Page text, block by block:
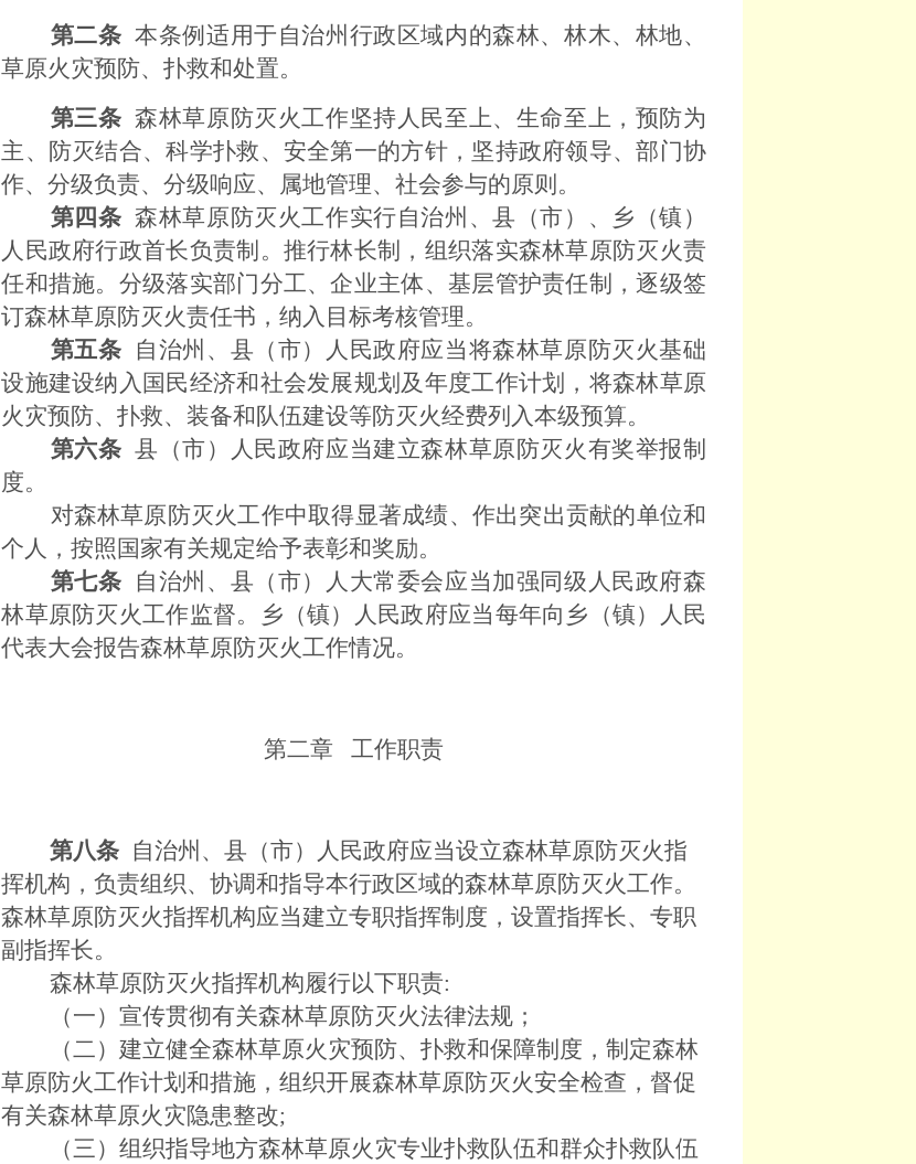
第二条 本条例适用于自治州行政区域内的森林、林木、林地、
草原火灾预防、扑救和处置。
第三条 森林草原防灭火工作坚持人民至上、生命至上，预防为
主、防灭结合、科学扑救、安全第一的方针，坚持政府领导、部门协
作、分级负责、分级响应、属地管理、社会参与的原则。
第四条 森林草原防灭火工作实行自治州、县（市）、乡（镇）
人民政府行政首长负责制。推行林长制，组织落实森林草原防灭火责
任和措施。分级落实部门分工、企业主体、基层管护责任制，逐级签
订森林草原防灭火责任书，纳入目标考核管理。
第五条
自治州、县（市）人民政府应当将森林草原防灭火基础
设施建设纳入国民经济和社会发展规划及年度工作计划，将森林草原
火灾预防、扑救、装备和队伍建设等防灭火经费列入本级预算。
第六条 县（市）人民政府应当建立森林草原防灭火有奖举报制
度。
对森林草原防灭火工作中取得显著成绩、作出突出贡献的单位和
个人，按照国家有关规定给予表彰和奖励。
第七条
自治州、县（市）人大常委会应当加强同级人民政府森
林草原防灭火工作监督。乡（镇）人民政府应当每年向乡（镇）人民
代表大会报告森林草原防灭火工作情况。
第二章 工作职责
第八条 自治州、县（市）人民政府应当设立森林草原防灭火指
挥机构，负责组织、协调和指导本行政区域的森林草原防灭火工作。
森林草原防灭火指挥机构应当建立专职指挥制度，设置指挥长、专职
副指挥长。
森林草原防灭火指挥机构履行以下职责:
（一）宣传贯彻有关森林草原防灭火法律法规；
（二）建立健全森林草原火灾预防、扑救和保障制度，制定森林
草原防火工作计划和措施，组织开展森林草原防灭火安全检查，督促
有关森林草原火灾隐患整改;
（三）组织指导地方森林草原火灾专业扑救队伍和群众扑救队伍